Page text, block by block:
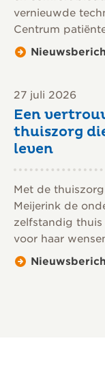
vernieuwde
Centrum
27 juli 2026
Een
thuiszorg
leven
Met de
Meijerink de
zelfstandig
voor haar